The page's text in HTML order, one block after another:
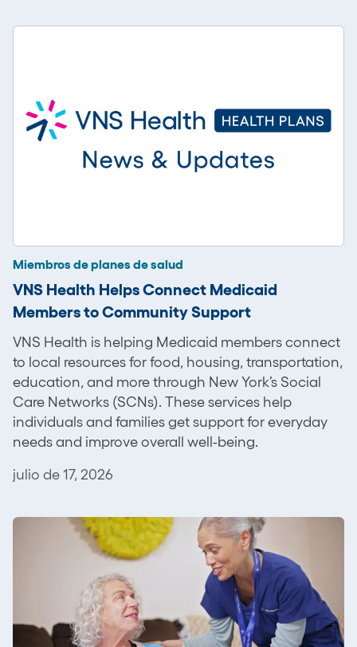
Miembros de planes de salud
VNS Health Helps Connect Medicaid
Members to Community Support
VNS Health is helping Medicaid members connect
to local resources for food, housing, transportation,
education, and more through New York’s Social
Care Networks (SCNs). These services help
individuals and families get support for everyday
needs and improve overall well-being.
julio de 17, 2026